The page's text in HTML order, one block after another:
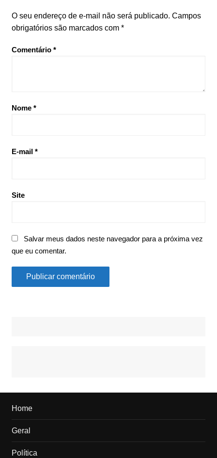
O seu endereço de e-mail não será publicado. Campos
obrigatórios são marcados com *
Comentário *
Nome *
E-mail *
Site
Salvar meus dados neste navegador para a próxima vez
que eu comentar.
Home
Geral
Política